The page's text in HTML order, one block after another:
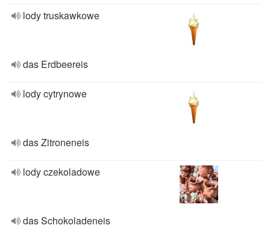
lody truskawkowe
das Erdbeereis
lody cytrynowe
das Zitroneneis
lody czekoladowe
das Schokoladeneis